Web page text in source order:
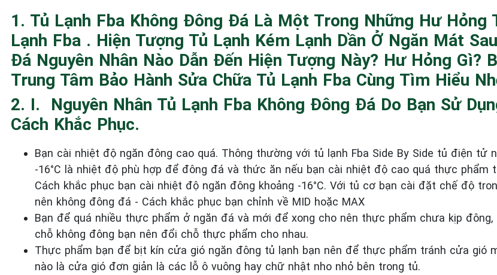
1. Tủ Lạnh Fba Không Đông Đá Là Một Trong Những Hư Hỏng
Lạnh Fba . Hiện Tượng Tủ Lạnh Kém Lạnh Dần Ở Ngăn Mát
Đá Nguyên Nhân Nào Dẫn Đến Hiện Tượng Này? Hư Hỏng Gì?
Trung Tâm Bảo Hành Sửa Chữa Tủ Lạnh Fba Cùng Tìm Hiểu
2. I. Nguyên Nhân Tủ Lạnh Fba Không Đông Đá Do Bạn Sử
Cách Khắc Phục.
Bạn cài nhiệt độ ngăn đông cao quá. Thông thường với tủ lạnh Fba Side By Side tủ điện tử
-16°C là nhiệt độ phù hợp để đông đá và thức ăn nếu bạn cài nhiệt độ cao quá thực phẩm
Cách khắc phục bạn cài nhiệt độ ngăn đông khoảng -16°C. Với tủ cơ bạn cài đặt chế độ
nên không đông đá - Cách khắc phục bạn chỉnh về MID hoặc MAX
Bạn để quá nhiều thực phẩm ở ngăn đá và mới để xong cho nên thực phẩm chưa kịp đông,
chỗ không đông bạn nên đổi chỗ thực phẩm cho nhau.
Thực phẩm bạn để bịt kín cửa gió ngăn đông tủ lạnh bạn nên để thực phẩm tránh cửa gió
nào là cửa gió đơn giản là các lỗ ô vuông hay chữ nhật nho nhỏ bên trong tủ.